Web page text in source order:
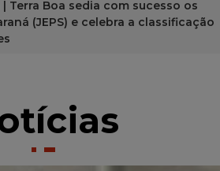
| Terra Boa sedia com sucesso os
(JEPS) e celebra a classificação